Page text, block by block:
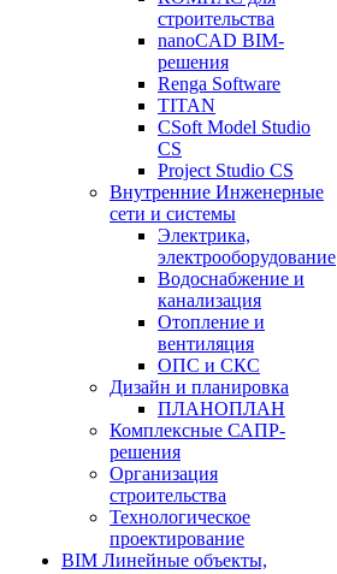
строительства
nanoCAD BIM-
решения
Renga Software
TITAN
CSoft Model Studio
CS
Project Studio CS
Внутренние Инженерные
сети и системы
Электрика,
электрооборудование
Водоснабжение и
канализация
Отопление и
вентиляция
ОПС и СКС
Дизайн и планировка
ПЛАНОПЛАН
Комплексные САПР-
решения
Организация
строительства
Технологическое
проектирование
BIM Линейные объекты,